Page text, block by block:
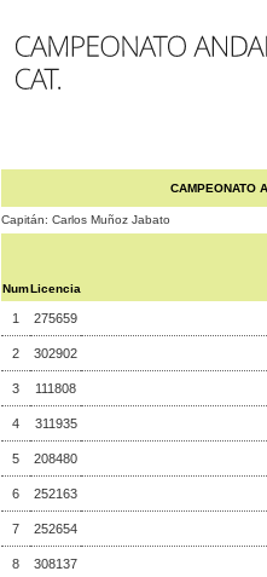
CAMPEONATO
Capitán: Carlos Muñoz Jabato
NumLicencia
1 275659
2 302902
3 111808
4 311935
5 208480
6 252163
7 252654
8 308137